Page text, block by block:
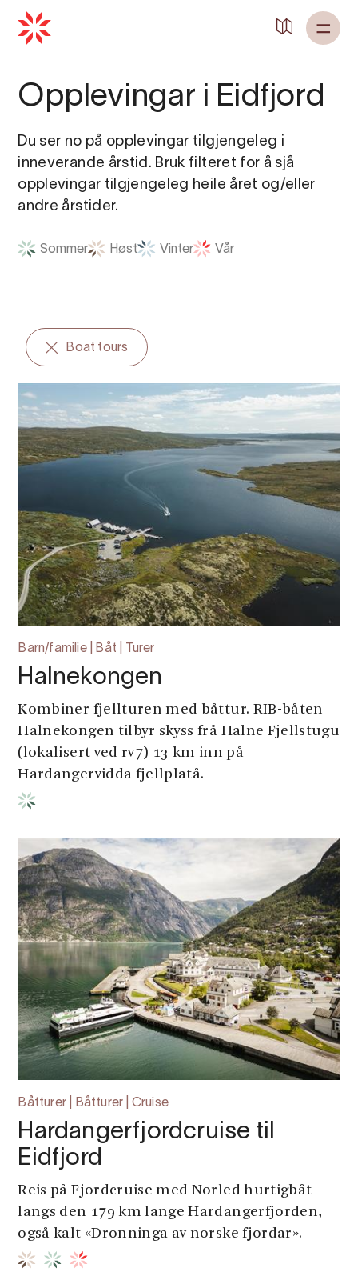
Opplevingar i Eidfjord
Du ser no på opplevingar tilgjengeleg i
inneverande årstid. Bruk filteret for å sjå
opplevingar tilgjengeleg heile året og/eller
andre årstider.
Sommer Høst Vinter Vår
Boat tours
Barn/familie | Båt | Turer
Halnekongen
Kombiner fjellturen med båttur. RIB-båten
Halnekongen tilbyr skyss frå Halne Fjellstugu
(lokalisert ved rv7) 13 km inn på
Hardangervidda fjellplatå.
Båtturer | Båtturer | Cruise
Hardangerfjordcruise til
Eidfjord
Reis på Fjordcruise med Norled hurtigbåt
langs den 179 km lange Hardangerfjorden,
også kalt «Dronninga av norske fjordar».